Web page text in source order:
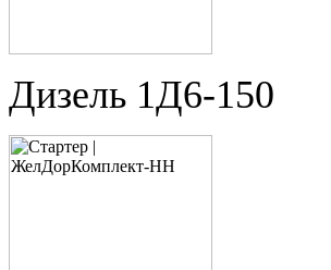
Дизель 1Д6-150